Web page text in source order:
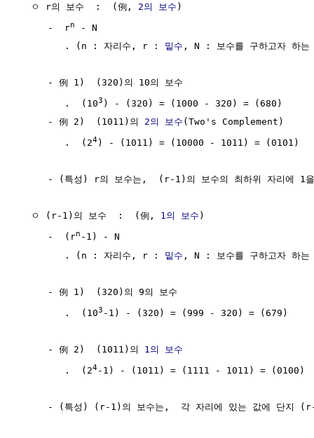
  ㅇ r의 보수  :  (例,
2의 보수 )
     -  r
n
- N
        . (n : 자리수, r :
밑수 , N : 보수를 구하고자 하
     - 例 1)  (320)의 10의 보수
        .  (10
3 ) - (320) = (1000 - 320) = (680)
     - 例 2)  (1011)의
2의 보수 (Two's Complement)
        .  (2
4) - (1011) = (10000 - 1011) = (0101)
- (특성) r의 보수는,  (r-1)의 보수의 최하위 자리에 1
  ㅇ (r-1)의 보수  :  (例,
1의 보수 )
     -  (r
n -1) - N
        . (n : 자리수, r :
밑수 , N : 보수를 구하고자 하
     - 例 1)  (320)의 9의 보수
        .  (10
3 -1) - (320) = (999 - 320) = (679)
     - 例 2)  (1011)의
1의 보수
        .  (2
4-1) - (1011) = (1111 - 1011) = (0100)
- (특성) (r-1)의 보수는,  각 자리에 있는 값에 단지